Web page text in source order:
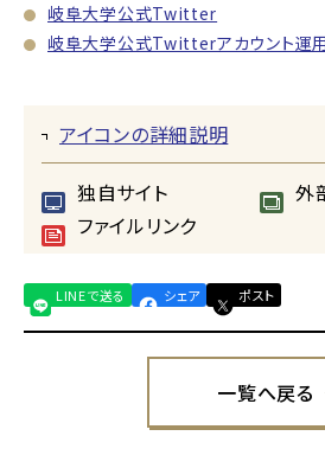
岐阜大学公式Twitter
岐阜大学公式Twitterアカウント運
アイコンの詳細説明
独自サイト
外
ファイルリンク
LINEで送る シェア ポスト
一覧へ戻る